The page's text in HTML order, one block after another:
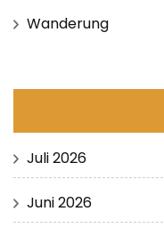
Wanderung
Juli 2026
Juni 2026